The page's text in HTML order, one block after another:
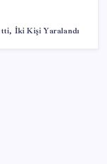
İki Kişi Yaralandı